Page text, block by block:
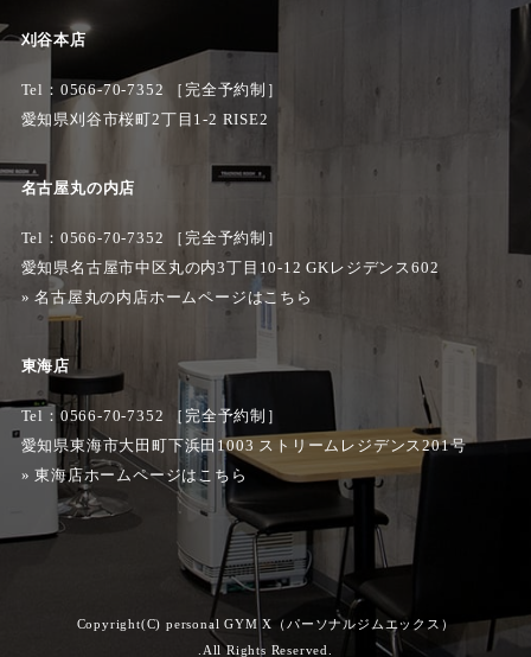
刈谷本店
Tel： 0566-70-7352
［完全予約制］
愛知県刈谷市桜町2丁目1-2 RISE2
名古屋丸の内店
Tel：0566-70-7352 ［完全予約制］
愛知県名古屋市中区丸の内3丁目10-12 GKレジデンス602
»名古屋丸の内店ホームページはこちら
東海店
Tel：0566-70-7352 ［完全予約制］
愛知県東海市大田町下浜田1003 ストリームレジデンス201号
»東海店ホームページはこちら
Copyright(C) personal GYM X（パーソナルジムエックス）
.All Rights Reserved.